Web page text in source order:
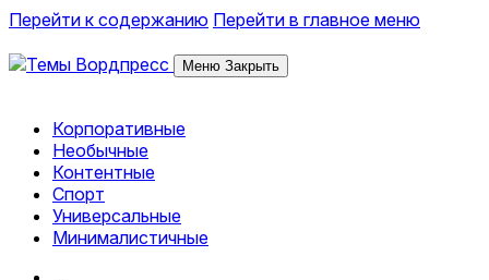
Перейти к содержанию Перейти в главное меню
Меню Закрыть
Обзор тем и шаблонов Вордпресс
Корпоративные
Необычные
Контентные
Спорт
Универсальные
Минималистичные